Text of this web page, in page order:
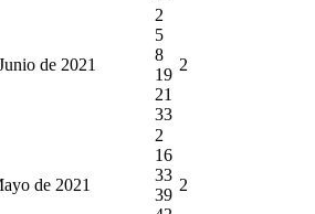
de 2021
2
5
8
19
21
33
2
de 2021
2
16
33
39
2